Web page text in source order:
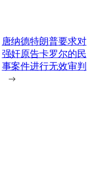
唐纳德特朗普要求对
强奸原告卡罗尔的民
事案件进行无效审判
→